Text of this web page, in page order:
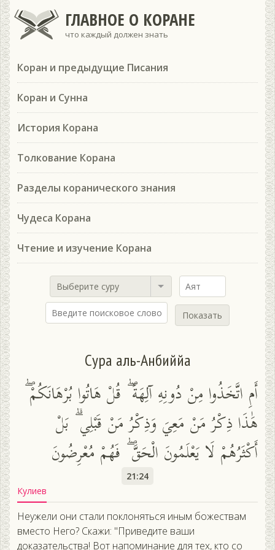
ГЛАВНОЕ О КОРАНЕ
что каждый должен знать
Коран и предыдущие Писания
Коран и Сунна
История Корана
Толкование Корана
Разделы коранического знания
Чудеса Корана
Чтение и изучение Корана
Выберите суру
Показать
Сура аль-Анбиййа
أَمِ اتَّخَذُوا مِنْ دُونِهِ آلِهَةً ۖ قُلْ هَاتُوا بُرْهَانَكُمْ ۖ
هَٰذَا ذِكْرُ مَنْ مَعِيَ وَذِكْرُ مَنْ قَبْلِي ۗ بَلْ
أَكْثَرُهُمْ لَا يَعْلَمُونَ الْحَقَّ ۖ فَهُمْ مُعْرِضُونَ
21:24
Кулиев
Неужели они стали поклоняться иным божествам
вместо Него? Скажи: "Приведите ваши
доказательства! Вот напоминание для тех, кто со